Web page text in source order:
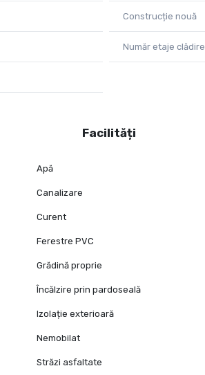
Construcție nouă
Număr etaje clădire
Facilități
Apă
Canalizare
Curent
Ferestre PVC
Grădină proprie
Încălzire prin pardoseală
Izolație exterioară
Nemobilat
Străzi asfaltate